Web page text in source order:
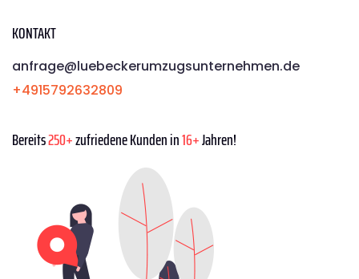
KONTAKT
anfrage@luebeckerumzugsunternehmen.de
+4915792632809
Bereits250+zufriedene Kunden in16+Jahren!